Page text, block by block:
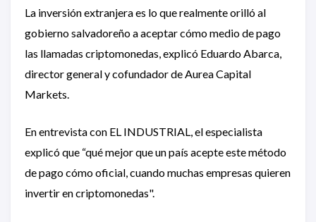
La inversión extranjera es lo que realmente orilló al
gobierno salvadoreño a aceptar cómo medio de pago
las llamadas criptomonedas, explicó Eduardo Abarca,
director general y cofundador de Aurea Capital
Markets.
En entrevista con EL INDUSTRIAL, el especialista
explicó que “qué mejor que un país acepte este método
de pago cómo oficial, cuando muchas empresas quieren
invertir en criptomonedas".